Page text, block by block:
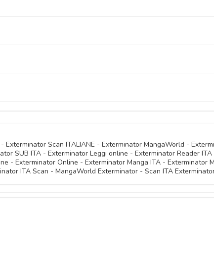
Exterminator Scan ITALIANE - Exterminator MangaWorld -
SUB ITA - Exterminator Leggi online - Exterminator Reader
- Exterminator Online - Exterminator Manga ITA - Exterminator
ITA Scan - MangaWorld Exterminator - Scan ITA